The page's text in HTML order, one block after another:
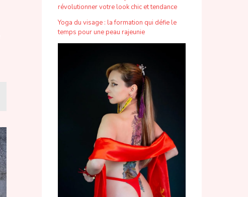
révolutionner votre look chic et tendance
Yoga du visage : la formation qui défie le
temps pour une peau rajeunie